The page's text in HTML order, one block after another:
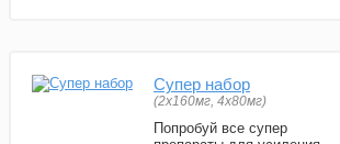
Супер набор
(2х160мг, 4х80мг)
Попробуй все супер